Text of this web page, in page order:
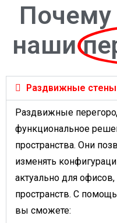
наши
Раздвижные стены
Раздвижные
функциональное
пространства. Они
изменять
актуально для
пространств. С
вы сможете: